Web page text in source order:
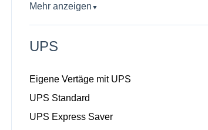
Mehr anzeigen ▼
UPS
Eigene Vertäge mit UPS
UPS Standard
UPS Express Saver